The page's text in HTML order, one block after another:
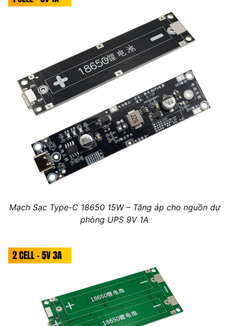
Mạch Sạc Type-C 18650 15W – Tăng áp cho nguồn dự
phòng UPS 9V 1A